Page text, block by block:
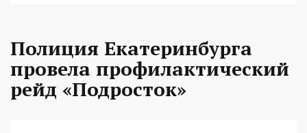
Полиция Екатеринбурга
провела профилактический
рейд «Подросток»